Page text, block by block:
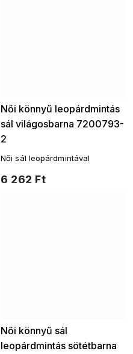
Női könnyű leopárdmintás
sál világosbarna 7200793-
2
6 262 Ft
Női sál leopárdmintával
Női könnyű sál
leopárdmintás sötétbarna